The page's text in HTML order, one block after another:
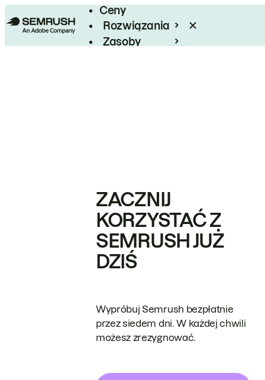
Ceny
Rozwiązania
Zasoby
ZACZNIJ
KORZYSTAĆ Z
SEMRUSH JUŻ
DZIŚ
Wypróbuj Semrush bezpłatnie
przez siedem dni. W każdej chwili
możesz zrezygnować.